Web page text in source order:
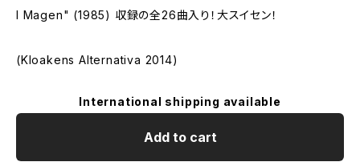
I Magen" (1985) 収録の全26曲入り！大スイセン！
(Kloakens Alternativa 2014)
International shipping available
Add to cart